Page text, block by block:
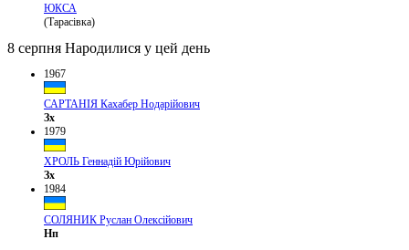
ЮКСА
(Тарасівка)
8 серпня Народилися у цей день
1967
САРТАНІЯ Кахабер Нодарійович
Зх
1979
ХРОЛЬ Геннадій Юрійович
Зх
1984
СОЛЯНИК Руслан Олексійович
Нп